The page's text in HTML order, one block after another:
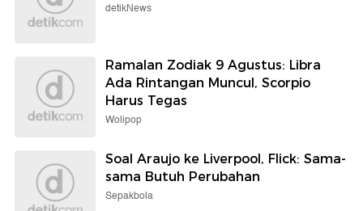
detikNews
Ramalan Zodiak 9 Agustus: Libra
Ada Rintangan Muncul, Scorpio
Harus Tegas
Wolipop
Soal Araujo ke Liverpool, Flick: Sama-
sama Butuh Perubahan
Sepakbola